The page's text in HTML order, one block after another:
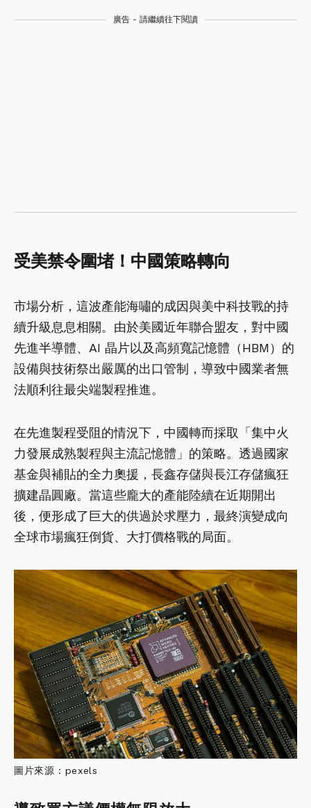
廣告 - 請繼續往下閱讀
受美禁令圍堵！中國策略轉向
市場分析，這波產能海嘯的成因與美中科技戰的持
續升級息息相關。由於美國近年聯合盟友，對中國
先進半導體、AI 晶片以及高頻寬記憶體（HBM）的
設備與技術祭出嚴厲的出口管制，導致中國業者無
法順利往最尖端製程推進。
在先進製程受阻的情況下，中國轉而採取「集中火
力發展成熟製程與主流記憶體」的策略。透過國家
基金與補貼的全力奧援，長鑫存儲與長江存儲瘋狂
擴建晶圓廠。當這些龐大的產能陸續在近期開出
後，便形成了巨大的供過於求壓力，最終演變成向
全球市場瘋狂倒貨、大打價格戰的局面。
圖片來源：pexels